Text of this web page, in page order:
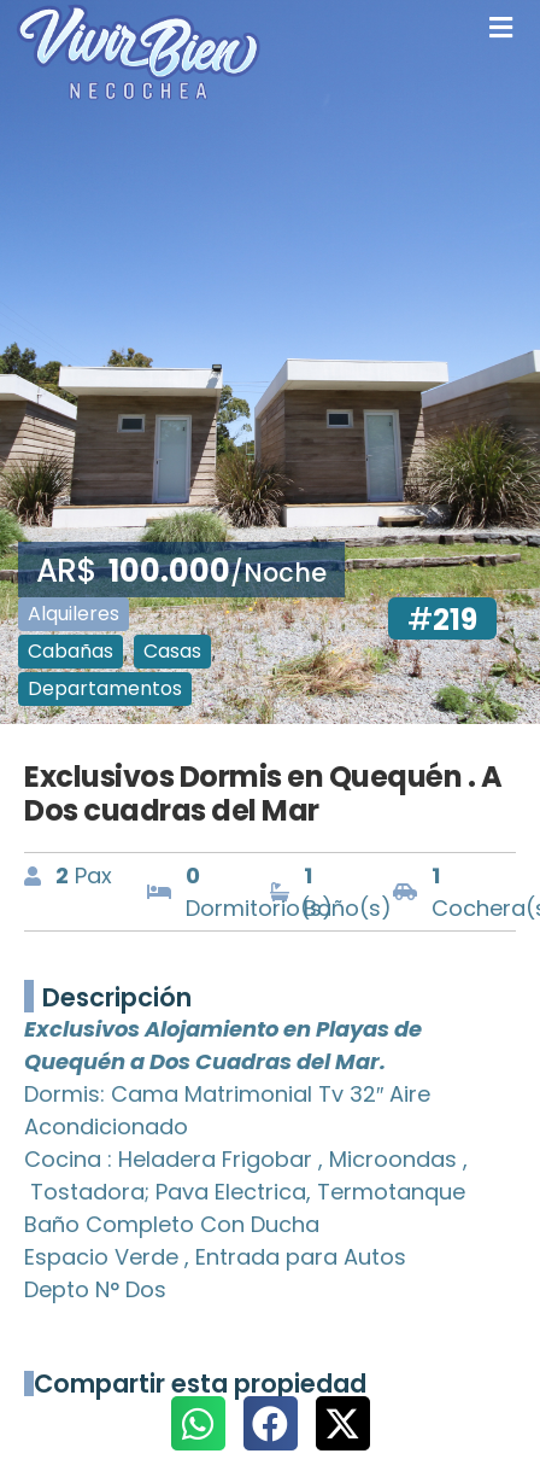
AR$ 100.000/Noche
Alquileres
Cabañas , Casas ,
Departamentos
#219
Exclusivos Dormis en Quequén . A
Dos cuadras del Mar
2 Pax
0
Dormitorio(s)
1
Baño(s)
1
Descripción
Exclusivos Alojamiento en Playas de
Quequén a Dos Cuadras del Mar.
Dormis: Cama Matrimonial Tv 32″ Aire
Acondicionado
Cocina : Heladera Frigobar , Microondas ,
Tostadora; Pava Electrica, Termotanque
Baño Completo Con Ducha
Espacio Verde , Entrada para Autos
Depto N° Dos
Compartir esta propiedad